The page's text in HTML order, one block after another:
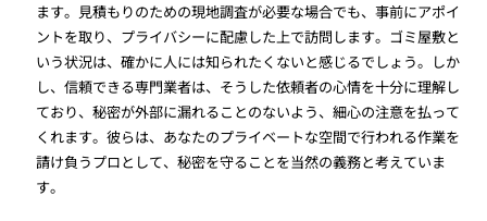
ます。見積もりのための現地調査が必要な場合でも、事前にアポイ
ントを取り、プライバシーに配慮した上で訪問します。ゴミ屋敷と
いう状況は、確かに人には知られたくないと感じるでしょう。しか
し、信頼できる専門業者は、そうした依頼者の心情を十分に理解し
ており、秘密が外部に漏れることのないよう、細心の注意を払って
くれます。彼らは、あなたのプライベートな空間で行われる作業を
請け負うプロとして、秘密を守ることを当然の義務と考えていま
す。